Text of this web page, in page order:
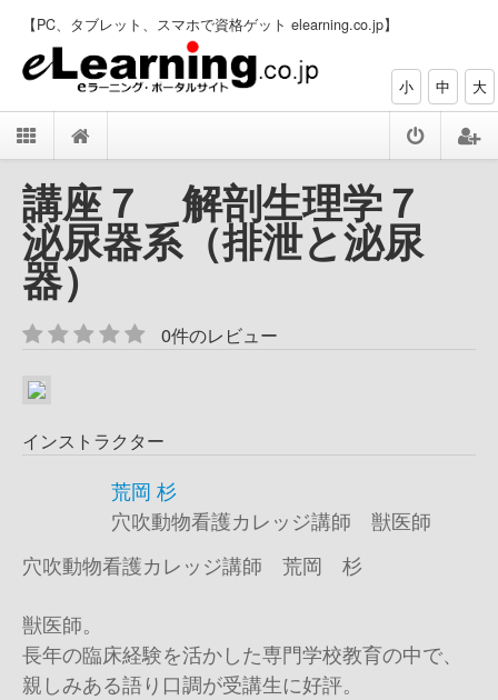
【PC、タブレット、スマホで資格ゲット elearning.co.jp】
小 中 大
講座７ 解剖生理学７
泌尿器系（排泄と泌尿
器）
0件のレビュー
インストラクター
荒岡 杉
穴吹動物看護カレッジ講師 獣医師
穴吹動物看護カレッジ講師 荒岡 杉
獣医師。
長年の臨床経験を活かした専門学校教育の中で、
親しみある語り口調が受講生に好評。